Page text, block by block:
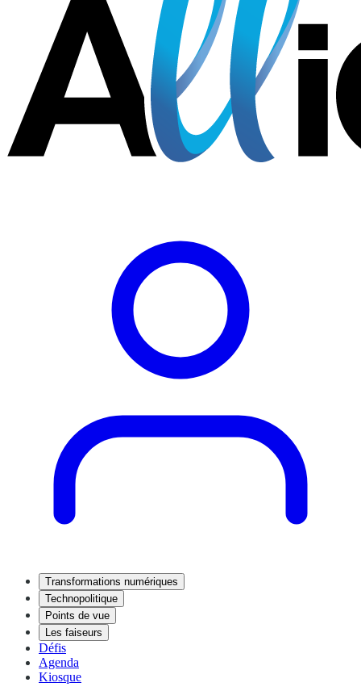
Transformations numériques
Technopolitique
Points de vue
Les faiseurs
Défis
Agenda
Kiosque